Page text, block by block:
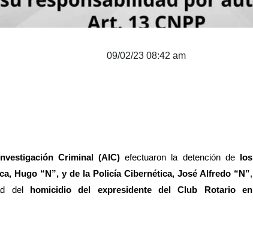
09/02/23 08:42 am
Criminal (AIC) efectuaron la detención de
los
Hugo “N”, y de la Policía Cibernética, José Alfredo “N”,
del
homicidio del expresidente del Club Rotario en